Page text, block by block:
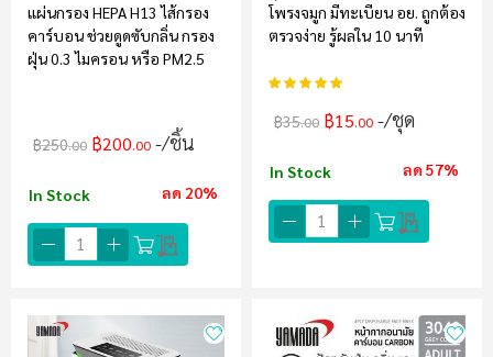
แผ่นกรอง HEPA H13 ไส้กรอง
คาร์บอน ช่วยดูดซับกลิ่น กรอง
ฝุ่น 0.3 ไมครอน หรือ PM2.5
฿250.00 ฿200.00 /ชิ้น
In Stock ลด 20%
โพรงจมูก มีทะเบียน อย. ถูกต้อง
ตรวจง่าย รู้ผลใน 10 นาที
อันดับ:
฿35.00 ฿15.00 /ชุด
In Stock ลด 57%